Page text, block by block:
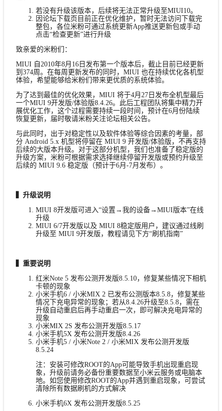
若没有升级该版本，后续将无法正常升级至MIUI10。
因论坛下载页目前正在优化维护，暂时无法访问下载完
整包，各位米粉可通过系统更新App推送更新包或手动
点击“检查更新”进行升级
致亲爱的米粉们：
MIUI 自2010年8月16日发布第一个版本后，截止目前已经更新
到374周。在每周更新发布的同时，MIUI 也在持续优化各机型
体验，希望能够给米粉们带来更优质的系统体验。
为了达到最佳的优化效果，MIUI 将于4月27日发布全机型最后
一个MIUI 9开发版/体验版8.4.26。此后工程团队将集中精力开
展优化工作，这个过程需要持续一段时间，预计在6月份陆续
恢复更新，届时敬请米粉关注论坛相关公告。
与此同时，出于对稳定性以及软件体验等综合因素的考量，部
分 Android 5.x 机型将停留在 MIUI 9 开发版/体验版，不再支持
后续的大版本升级。对于这部分机型，我们也准备了稳定版的
升级方案，米粉可根据需求选择继续停留开发版或预约升级至
后续的 MIUI 9.6 稳定版（预计于6月-7月发布）。
▍升级说明
MIUI 8开发版可进入“设置→我的设备→MIUI版本”在线
升级
MIUI 6/7开发版以及 MIUI 8稳定版用户，建议通过线刷
升级至 MIUI 9开发版，教程请见下方“刷机指南”
▍重要说明
红米Note 5 发布公测开发版8.5.10，修复某些情况下相机
卡顿的现象
小米手机6 / 小米MIX 2 已发布公测版本8.5.8，修复某些
情况下充电异常的现象；若从8.4.26升级至8.5.8，需在
升级自动重启后再手动重启一次，即可解决充电异常的
现象
小米MIX 2S 发布公测开发版8.5.17
小米手机5X 发布公测开发版8.4.26
小米手机5 / 小米Note 2 / 小米MIX 发布公测开发版
8.5.24
注：安装可修改ROOT的App可能导致手机出现重启现
象，升级前请务必备份重要数据至小米云服务或电脑本
地。如您使用修改ROOT的App并遇到重启现象，可尝试
清除所有数据刷机的方式解决
小米手机6X 发布公测开发版8.5.25